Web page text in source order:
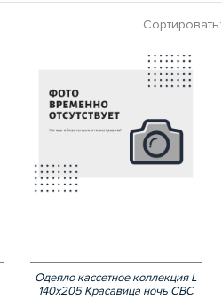
Сортировать:
Одеяло кассетное коллекция L
140х205 Красавица ночь СВС